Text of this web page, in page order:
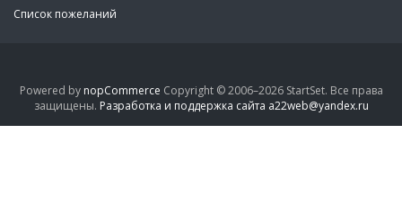
Список пожеланий
Powered by nopCommerce Copyright © 2006–2026 StartSet. Все права
защищены. Разработка и поддержка сайта a22web@yandex.ru